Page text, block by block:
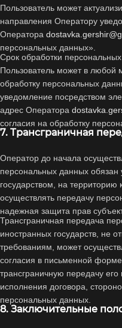
Пользователь может
направления Оператору
Оператора
персональных данных».
Срок обработки
Пользователь может в любой
обработку персональных
уведомление посредством
адрес Оператора
согласия на обработку
7. Трансграничная
Оператор до начала
персональных данных обязан
государством, на территорию
осуществлять передачу
надежная защита прав
Трансграничная передача
иностранных государств, не
требованиям, может
согласия в письменной
трансграничную передачу
исполнения договора,
персональных данных.
8. Заключительные